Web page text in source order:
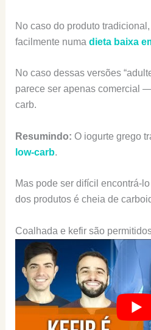
No caso do produto
facilmente numa dieta baixa
No caso dessas versões
parece ser apenas comercial
carb.
Resumindo: O iogurte grego
low-carb.
Mas pode ser difícil encontrá-
dos produtos é cheia de
Coalhada e kefir são